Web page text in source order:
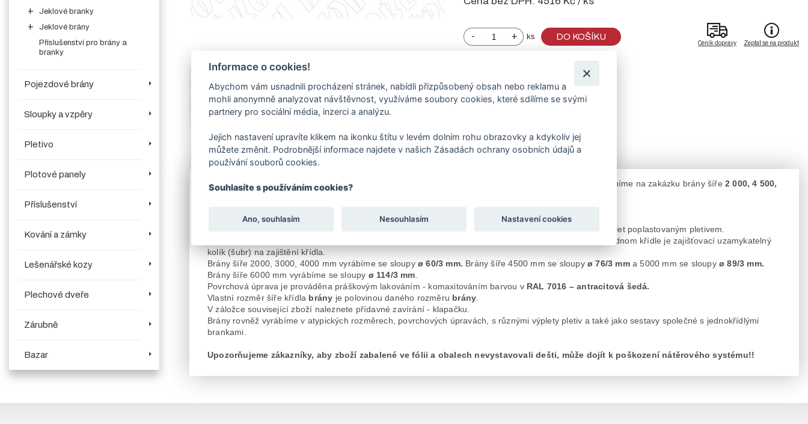
Jeklové branky
Jeklové brány
Příslušenství pro brány a
branky
Pojezdové brány
Sloupky a vzpěry
Pletivo
Plotové panely
Příslušenství
Kování a zámky
Lešenářské kozy
Plechové dveře
Zárubně
Bazar
- + ks DO KOŠÍKU
Ceník dopravy Zeptat se na produkt
Více o produktu Soubory ke stažení
Dvoukřídlé brány jsou standardně vyráběny v šířkách o rozměrech mm. Dále vyrábíme na zakázku brány šíře2 000, 4 500,
mm.
brányvynikají pevnou konstrukcí, kovovými panty a moderním vzhledem.
. Výplet poplastovaným pletivem.
lze otevírat dovnitř i ven. Na jednom křídle je zajišťovací uzamykatelný
kolík (šubr) na zajištění křídla.
Brány šíře 2000, 3000, 4000 mm vyrábíme se sloupy ø 60/3 mm. Brány šíře 4500 mm se sloupyø 76/3 mma 5000 mm se sloupyø 89/3 mm.
Brány šíře 6000 mm vyrábíme se sloupy ø 114/3 mm
Povrchová úprava je prováděna práškovým lakováním - komaxitováním barvou v RAL 7016 – antracitová šedá.
Vlastní rozměr šíře křídla brány je polovinou daného rozměru brány
V záložce související zboží naleznete přídavné zavírání - klapačku.
Brány rovněž vyrábíme v atypických rozměrech, povrchových úpravách, s různými výplety pletiv a také jako sestavy společné s jednokřídlými
brankami.
Upozorňujeme zákazníky, aby zboží zabalené ve fólii a obalech nevystavovali dešti, může dojít k poškození nátěrového systému!!
Informace o cookies!
Abychom vám usnadnili procházení stránek, nabídli přizpůsobený obsah nebo reklamu a
mohli anonymně analyzovat návštěvnost, využíváme soubory cookies, které sdílíme se svými
partnery pro sociální média, inzerci a analýzu.
Jejich nastavení upravíte klikem na ikonku štítu v levém dolním rohu obrazovky a kdykoliv jej
můžete změnit. Podrobnější informace najdete v našich Zásadách ochrany osobních údajů a
používání souborů cookies.
Souhlasíte s používáním cookies?
Ano, souhlasím Nesouhlasím Nastavení cookies